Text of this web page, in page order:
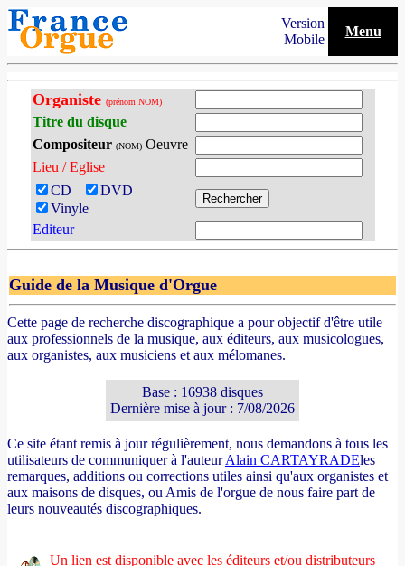
Version
Mobile
Menu
Organiste (prénom NOM)
Titre du disque
Compositeur (NOM)Oeuvre
Lieu / Eglise
CD
DVD
Vinyle
Editeur
Guide de la Musique d'Orgue
Cette page de recherche discographique a pour objectif d'être utile
aux professionnels de la musique, aux éditeurs, aux musicologues,
aux organistes, aux musiciens et aux mélomanes.
Base : 16938 disques
Dernière mise à jour : 7/08/2026
Ce site étant remis à jour régulièrement, nous demandons à tous les
utilisateurs de communiquer à l'auteurAlain CARTAYRADEles
remarques, additions ou corrections utiles ainsi qu'aux organistes et
aux maisons de disques, ou Amis de l'orgue de nous faire part de
leurs nouveautés discographiques.
Un lien est disponible avec les éditeurs et/ou distributeurs